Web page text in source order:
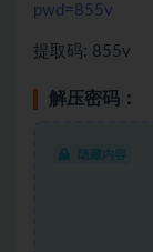
pwd=855v
提取码: 855v
解压密码：
隐藏内容